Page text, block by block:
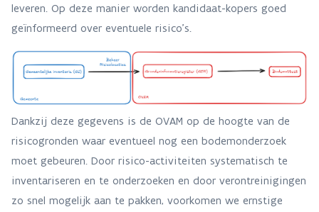
leveren. Op deze manier worden kandidaat-kopers goed
geïnformeerd over eventuele risico's.
Dankzij deze gegevens is de OVAM op de hoogte van de
risicogronden waar eventueel nog een bodemonderzoek
moet gebeuren. Door risico-activiteiten systematisch te
inventariseren en te onderzoeken en door verontreinigingen
zo snel mogelijk aan te pakken, voorkomen we ernstige